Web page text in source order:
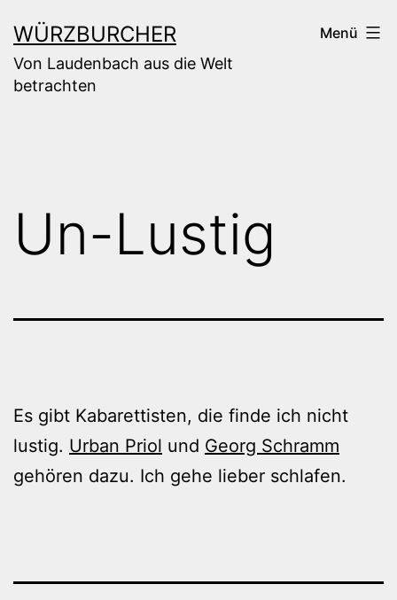
Inhalt
springen
WÜRZBURCHER
Von Laudenbach aus die Welt
betrachten
Menü
Un-Lustig
Es gibt Kabarettisten, die finde ich nicht
lustig. Urban Priol und Georg Schramm
gehören dazu. Ich gehe lieber schlafen.